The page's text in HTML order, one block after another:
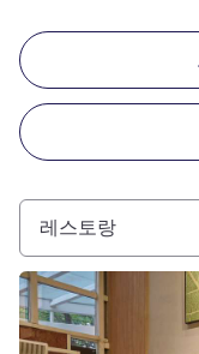
레스토랑
세부 정보 보기